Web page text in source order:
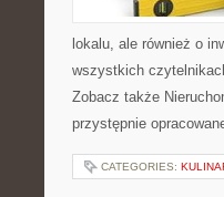
lokalu, ale również o
wszystkich
Zobacz także
przystępnie
CATEGORIES: